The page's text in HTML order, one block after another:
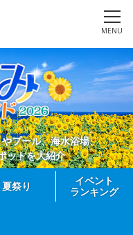
MENU
プール、海水浴場、
ットを大紹介
夏祭り
イベント
ランキング